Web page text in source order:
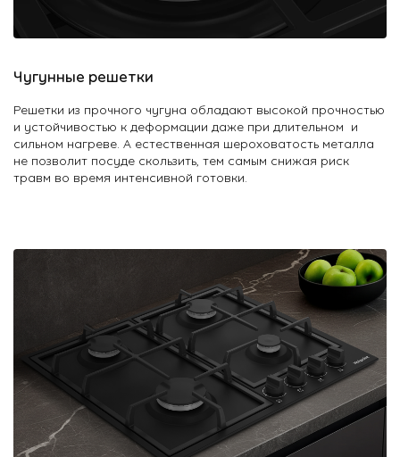
О Hotpoint
Технологии
Где купить
Журнал
Сервис
Чугунные решетки
Решетки из прочного чугуна обладают высокой прочностью
и устойчивостью к деформации даже при длительном и
сильном нагреве. А естественная шероховатость металла
не позволит посуде скользить, тем самым снижая риск
травм во время интенсивной готовки.